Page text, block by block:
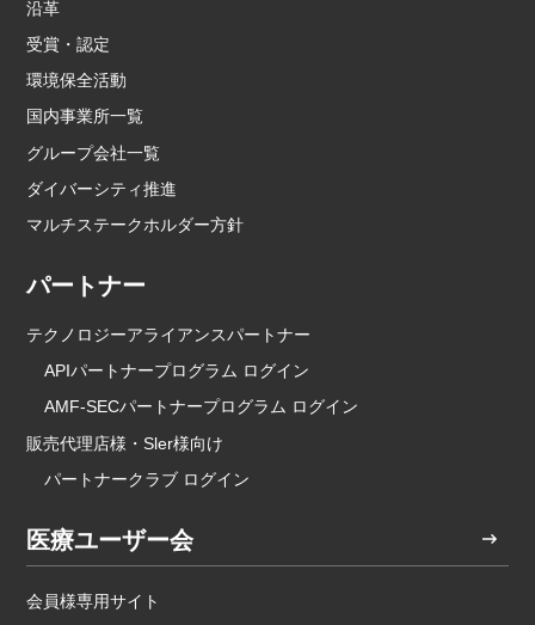
沿革
受賞・認定
環境保全活動
国内事業所一覧
グループ会社一覧
ダイバーシティ推進
マルチステークホルダー方針
パートナー
テクノロジーアライアンスパートナー
APIパートナープログラム ログイン
AMF-SECパートナープログラム ログイン
販売代理店様・Sler様向け
パートナークラブ ログイン
医療ユーザー会
会員様専用サイト